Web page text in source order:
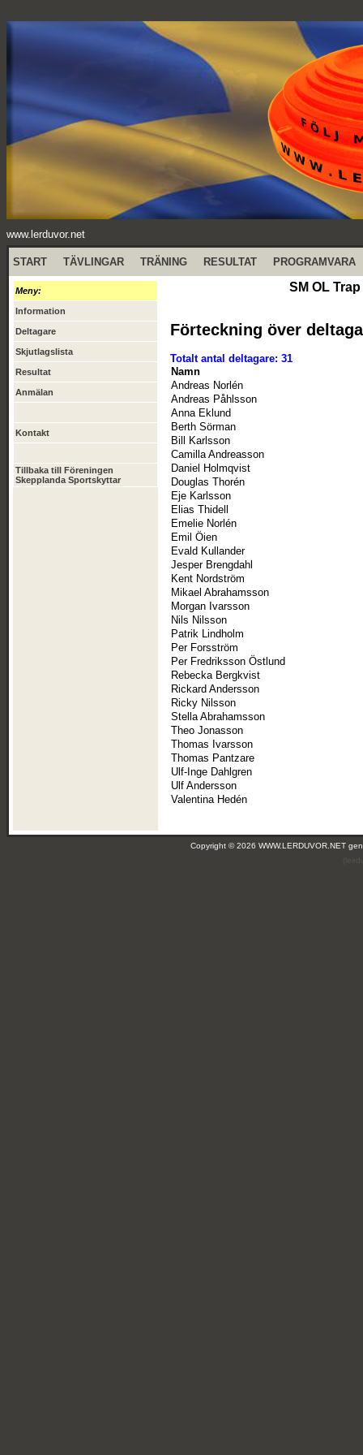
www.lerduvor.net
START TÄVLINGAR TRÄNING RESULTAT PROGRAMVARA
Meny:
Information
Deltagare
Skjutlagslista
Resultat
Anmälan
Kontakt
Tillbaka till Föreningen
Skepplanda Sportskyttar
SM OL
Förteckning över
Totalt antal deltagare: 31
Namn
Andreas Norlén
Andreas Påhlsson
Anna Eklund
Berth Sörman
Bill Karlsson
Camilla Andreasson
Daniel Holmqvist
Douglas Thorén
Eje Karlsson
Elias Thidell
Emelie Norlén
Emil Öien
Evald Kullander
Jesper Brengdahl
Kent Nordström
Mikael Abrahamsson
Morgan Ivarsson
Nils Nilsson
Patrik Lindholm
Per Forsström
Per Fredriksson Östlund
Rebecka Bergkvist
Rickard Andersson
Ricky Nilsson
Stella Abrahamsson
Theo Jonasson
Thomas Ivarsson
Thomas Pantzare
Ulf-Inge Dahlgren
Ulf Andersson
Valentina Hedén
Copyright © 2026 WWW.LERDUVOR.NET